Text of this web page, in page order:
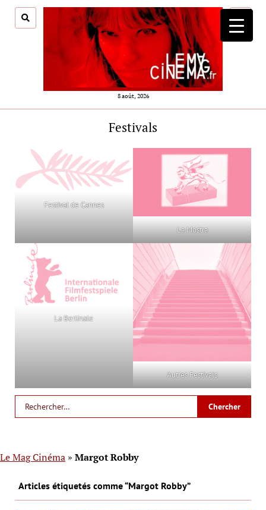
8 août, 2026
menu
Festivals
Festival de Cannes
La Mostra
La Berlinale
Autres Festivals
Le Mag Cinéma » Margot Robby
Articles étiquetés comme “Margot Robby”